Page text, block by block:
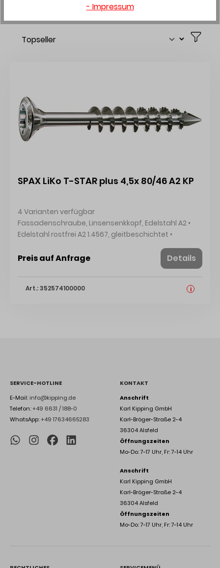
SPAX LiKo T-STAR plus 4,5x 80/46 A2 KP
4 Varianten verfügbar
Fassadenschraube, Linsensenkkopf, Edelstahl A2 •
Edelstahl rostfrei A2 1.4567, gleitbeschichtet •
Linsensenkkopf mit Fräsrippen und T-STAR plus-
Antrieb • Teilgewinde • Mit CUT-Spitze und
GmbH & Co. KG, Kölner Straße 71-77, 58256 Ennepetal,
DE, +4923337990, info@spax.com
Preis auf Anfrage Details
Art.: 352574100000 i
SERVICE-HOTLINE
E-Mail:info@kipping.de
Telefon:+49 6631 / 188-0
WhatsApp:+49 17634665283
KONTAKT
Anschrift
Karl Kipping GmbH
Karl-Bröger-Straße 2-4
36304 Alsfeld
Öffnungszeiten
Mo-Do: 7-17 Uhr, Fr: 7-14 Uhr
Anschrift
Karl Kipping GmbH
Karl-Bröger-Straße 2-4
36304 Alsfeld
Öffnungszeiten
Mo-Do: 7-17 Uhr, Fr: 7-14 Uhr
- Impressum